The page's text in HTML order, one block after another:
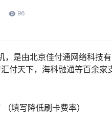
96
，是由北京佳付通网络科技
付天下，海科融通等百余
填写降低刷卡费率）